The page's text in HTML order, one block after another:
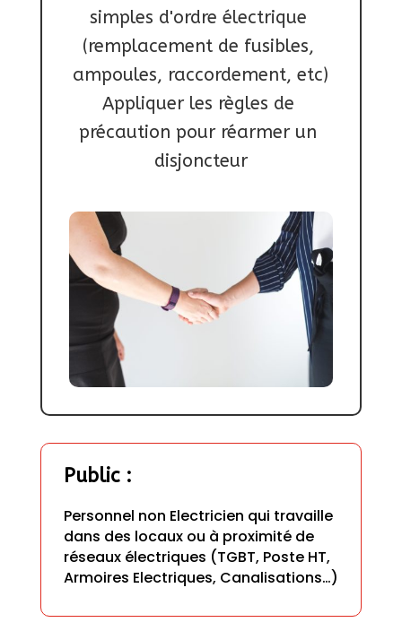
simples d'ordre électrique
(remplacement de fusibles,
ampoules, raccordement, etc)
Appliquer les règles de
précaution pour réarmer un
disjoncteur
Public :
Personnel non Electricien qui travaille
dans des locaux ou à proximité de
réseaux électriques (TGBT, Poste HT,
Armoires Electriques, Canalisations…)